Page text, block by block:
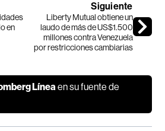
en
Siguiente
Liberty Mutual obtiene un
laudo de más de US$1.500
millones contra Venezuela
por restricciones cambiarias
Líneaen su fuente de